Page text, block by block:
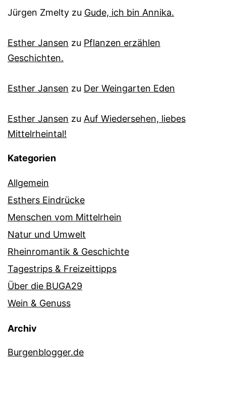
Jürgen Zmelty zu Gude, ich bin Annika.
Esther Jansen zu Pflanzen erzählen
Geschichten.
Esther Jansen zu Der Weingarten Eden
Esther Jansen zu Auf Wiedersehen, liebes
Mittelrheintal!
Kategorien
Allgemein
Esthers Eindrücke
Menschen vom Mittelrhein
Natur und Umwelt
Rheinromantik & Geschichte
Tagestrips & Freizeittipps
Über die BUGA29
Wein & Genuss
Archiv
Burgenblogger.de